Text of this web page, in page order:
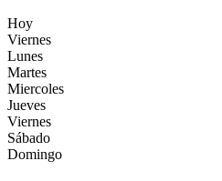
Hoy
Viernes
Lunes
Martes
Miercoles
Jueves
Viernes
Sábado
Domingo